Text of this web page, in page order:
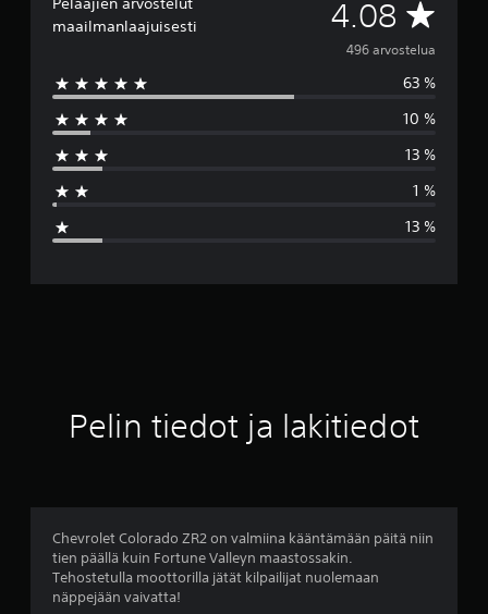
maailmanlaajuisesti
4.08 K
e
s
k
a
v
.
t
496 arvostelua
63 %
10 %
13 %
1 %
13 %
Pelin tiedot ja lakitiedot
Chevrolet Colorado ZR2 on valmiina kääntämään päitä niin
tien päällä kuin Fortune Valleyn maastossakin.
Tehostetulla moottorilla jätät kilpailijat nuolemaan
näppejään vaivatta!